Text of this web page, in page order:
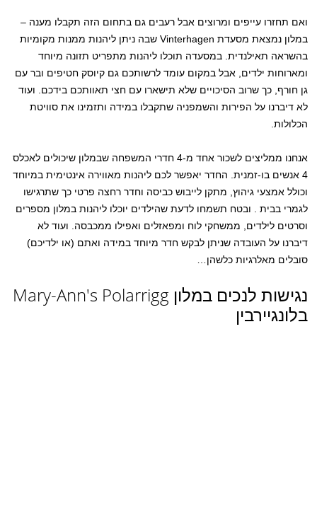
ואם תחזרו עייפים ומרוצים אבל רעבים גם בתחום הזה תקבלו מענה –
במלון נמצאת מסעדת Vinterhagen שבה ניתן ליהנות ממנות מקומיות
בהשראה תאילנדית. במסעדה תוכלו ליהנות מתפריט תזונה מיוחד
ומארוחות ילדים, אבל במקום עומד לרשותכם גם קיוסק חטיפים ובר עם
גן חורף, כך שרוב הסיכויים שלא תישארו עם חצי תאוותכם בידכם. ועוד
לא דיברנו על הפירות והשמפניה שתקבלו במידה ותזמינו את סוויטת
הכלולות.
אנחנו ממליצים לשכור אחד מ-4 חדרי המשפחה שבמלון שיכולים לאכלס
4 אנשים בו-זמנית. החדר יאפשר לכם ליהנות מאווירה אינטימית במיוחד
וכולל אמצעי גיהוץ, מתקן לייבוש כביסה וחדר רחצה פרטי כך שתרגישו
לגמרי בבית . ובטח תשמחו לדעת שהילדים יוכלו ליהנות במלון מספרים
וסרטים לילדים, ממשחקי לוח ומפאזלים ואפילו ממכבסה. ועוד לא
דיברנו על העובדה שניתן לבקש חדר מיוחד במידה ואתם (או ילדיכם)
סובלים מאלרגיות כלשהן…
נגישות לנכים במלון Mary-Ann's Polarrigg
בלונגיירבין